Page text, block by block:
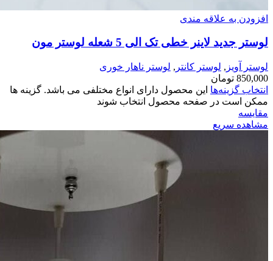
افزودن به علاقه مندی
لوستر جدید لاینر خطی تک الی 5 شعله لوستر مون
لوستر آویز , لوستر کانتر , لوستر ناهار خوری
850,000 تومان
انتخاب گزینه‌ها این محصول دارای انواع مختلفی می باشد. گزینه ها
ممکن است در صفحه محصول انتخاب شوند
مقایسه
مشاهده سریع